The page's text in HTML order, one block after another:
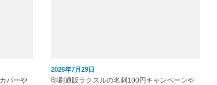
バーや
2026年7月29日
印刷通販ラクスルの名刺100円キャンペーンや